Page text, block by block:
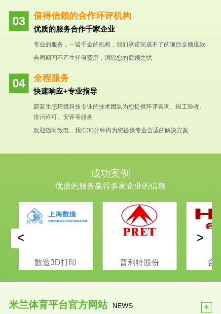
值得信赖的合作环评机构
优质的服务合作千家企业
专业的服务，一诺千金的机构，我们承诺完成不了的项目全额退款
合同期间不产生任何费用，消除您的后顾之忧
全程服务
快速响应+专业指导
蔚蓝生态环境科技专业的技术团队为您提供环评咨询、竣工验收、
排污许可、安评等服务
欢迎随时致电，我们30分钟内为您提供专业合适的解决方案
成功案例
优质的服务赢得多家企业的信赖
数造3D打印 普利特股份 合
< >
米兰体育平台官方网站 NEWS +